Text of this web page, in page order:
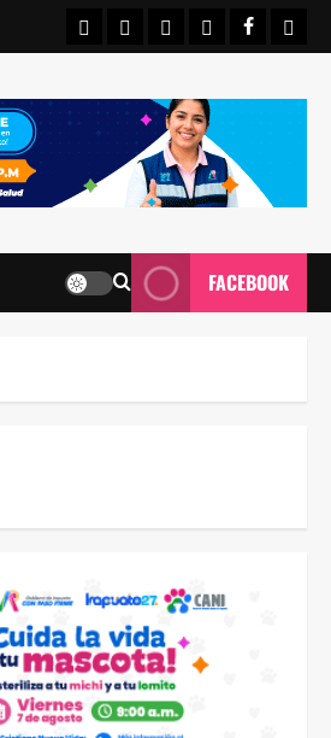
INICIOIRAPUATO
ESTATALES
FACEBOOK